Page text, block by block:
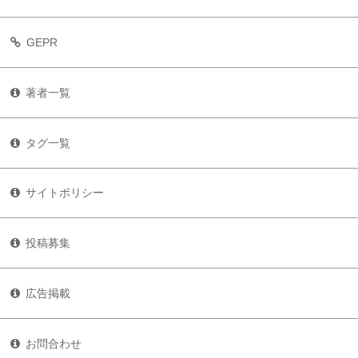
GEPR
著者一覧
タグ一覧
サイトポリシー
投稿募集
広告掲載
お問合わせ